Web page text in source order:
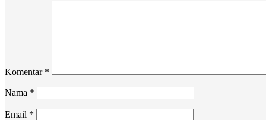
Komentar *
Nama *
Email *